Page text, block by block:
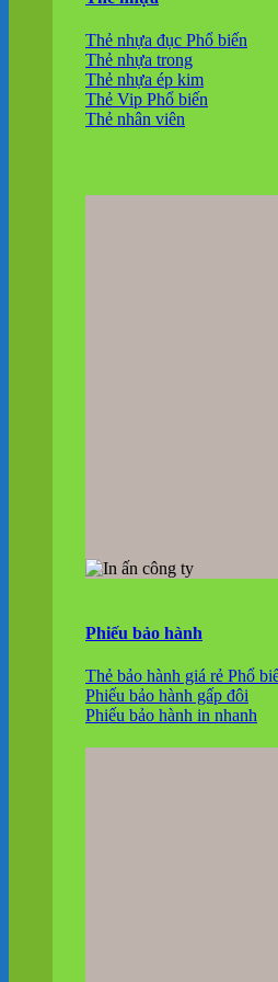
Thẻ nhựa đục
Thẻ nhựa trong
Thẻ nhựa ép kim
Thẻ Vip
Thẻ nhân viên
Phiếu bảo hành
Thẻ bảo hành giá rẻ
Phiếu bảo hành gấp đôi
Phiếu bảo hành in nhanh